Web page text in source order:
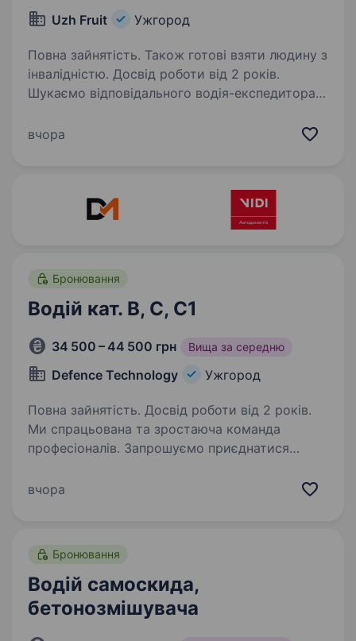
Uzh Fruit Ужгород
Повна зайнятість. Також готові взяти людину з
інвалідністю. Досвід роботи від 2 років.
Шукаємо відповідального водія-експедитора
6/1 06:00 — 14:00 Обов’язки: Доставка товару
вчора
Бронювання
Водій кат. B, C, С1
34 500 – 44 500 грн Вища за середню
Defence Technology Ужгород
Повна зайнятість. Досвід роботи від 2 років.
Ми спрацьована та зростаюча команда
професіоналів. Запрошуємо приєднатися
технологаОбов’язки: здійснення внутрішніх
вчора
Бронювання
Водій самоскида,
бетонозмішувача